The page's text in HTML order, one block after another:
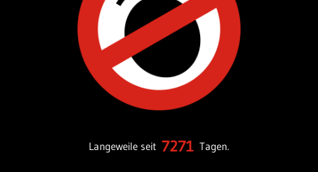
Langeweile seit 7271 Tagen.